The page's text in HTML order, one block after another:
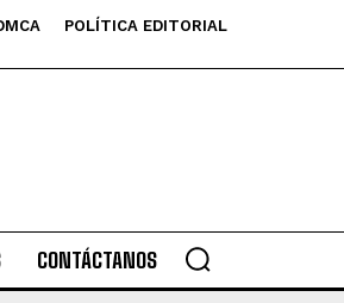
POLÍTICA EDITORIAL
CONTÁCTANOS